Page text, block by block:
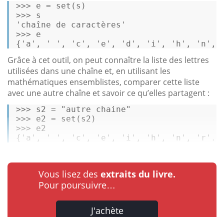
>>> e = set
>>>
'chaîne de caractères'
>>> e
{ 'a' , ' ' , 'c' , 'e' , 'd' , 'i' , 'h' , 'n' ,
Grâce à cet outil, on peut connaître la liste des lettres
utilisées dans une chaîne et, en utilisant les
mathématiques ensemblistes, comparer cette liste
avec une autre chaîne et savoir ce qu’elles partagent :
>>> s2 =
"autre chaine"
>>> e2 = set
>>> e2
{ 'a' , ' ' , 'c' , 'e' , 'i' , 'h' , 'n' , 'r'
Vous lisez des extraits du livre.
Pour poursuivre…
J'achète